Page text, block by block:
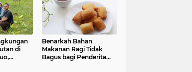
di
Benarkah Bahan
Makanan Ragi Tidak
Bagus bagi Penderita